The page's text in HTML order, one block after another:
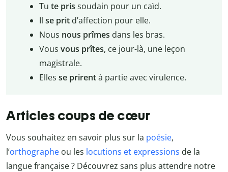
Tu te pris soudain pour un caïd.
Il se prit d’affection pour elle.
Nous nous prîmes dans les bras.
Vous vous prîtes, ce jour-là, une leçon
magistrale.
Elles se prirentà partie avec virulence.
Articles coups de cœur
Vous souhaitez en savoir plus sur la poésie,
l’orthographe ou les locutions et expressions de la
langue française ? Découvrez sans plus attendre notre